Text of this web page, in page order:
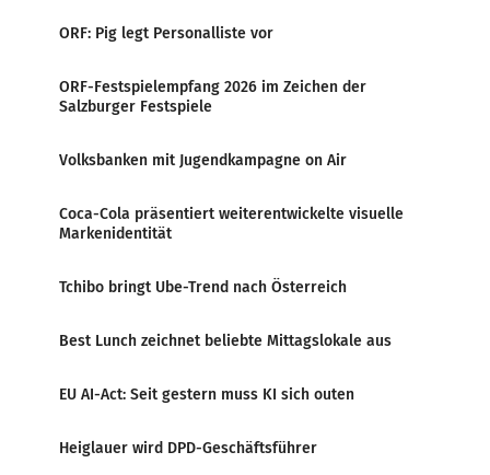
ORF: Pig legt Personalliste vor
ORF-Festspielempfang 2026 im Zeichen der
Salzburger Festspiele
Volksbanken mit Jugendkampagne on Air
Coca-Cola präsentiert weiterentwickelte visuelle
Markenidentität
Tchibo bringt Ube-Trend nach Österreich
Best Lunch zeichnet beliebte Mittagslokale aus
EU AI-Act: Seit gestern muss KI sich outen
Heiglauer wird DPD-Geschäftsführer